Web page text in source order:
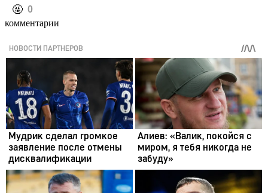
️🤬 0
комментарии